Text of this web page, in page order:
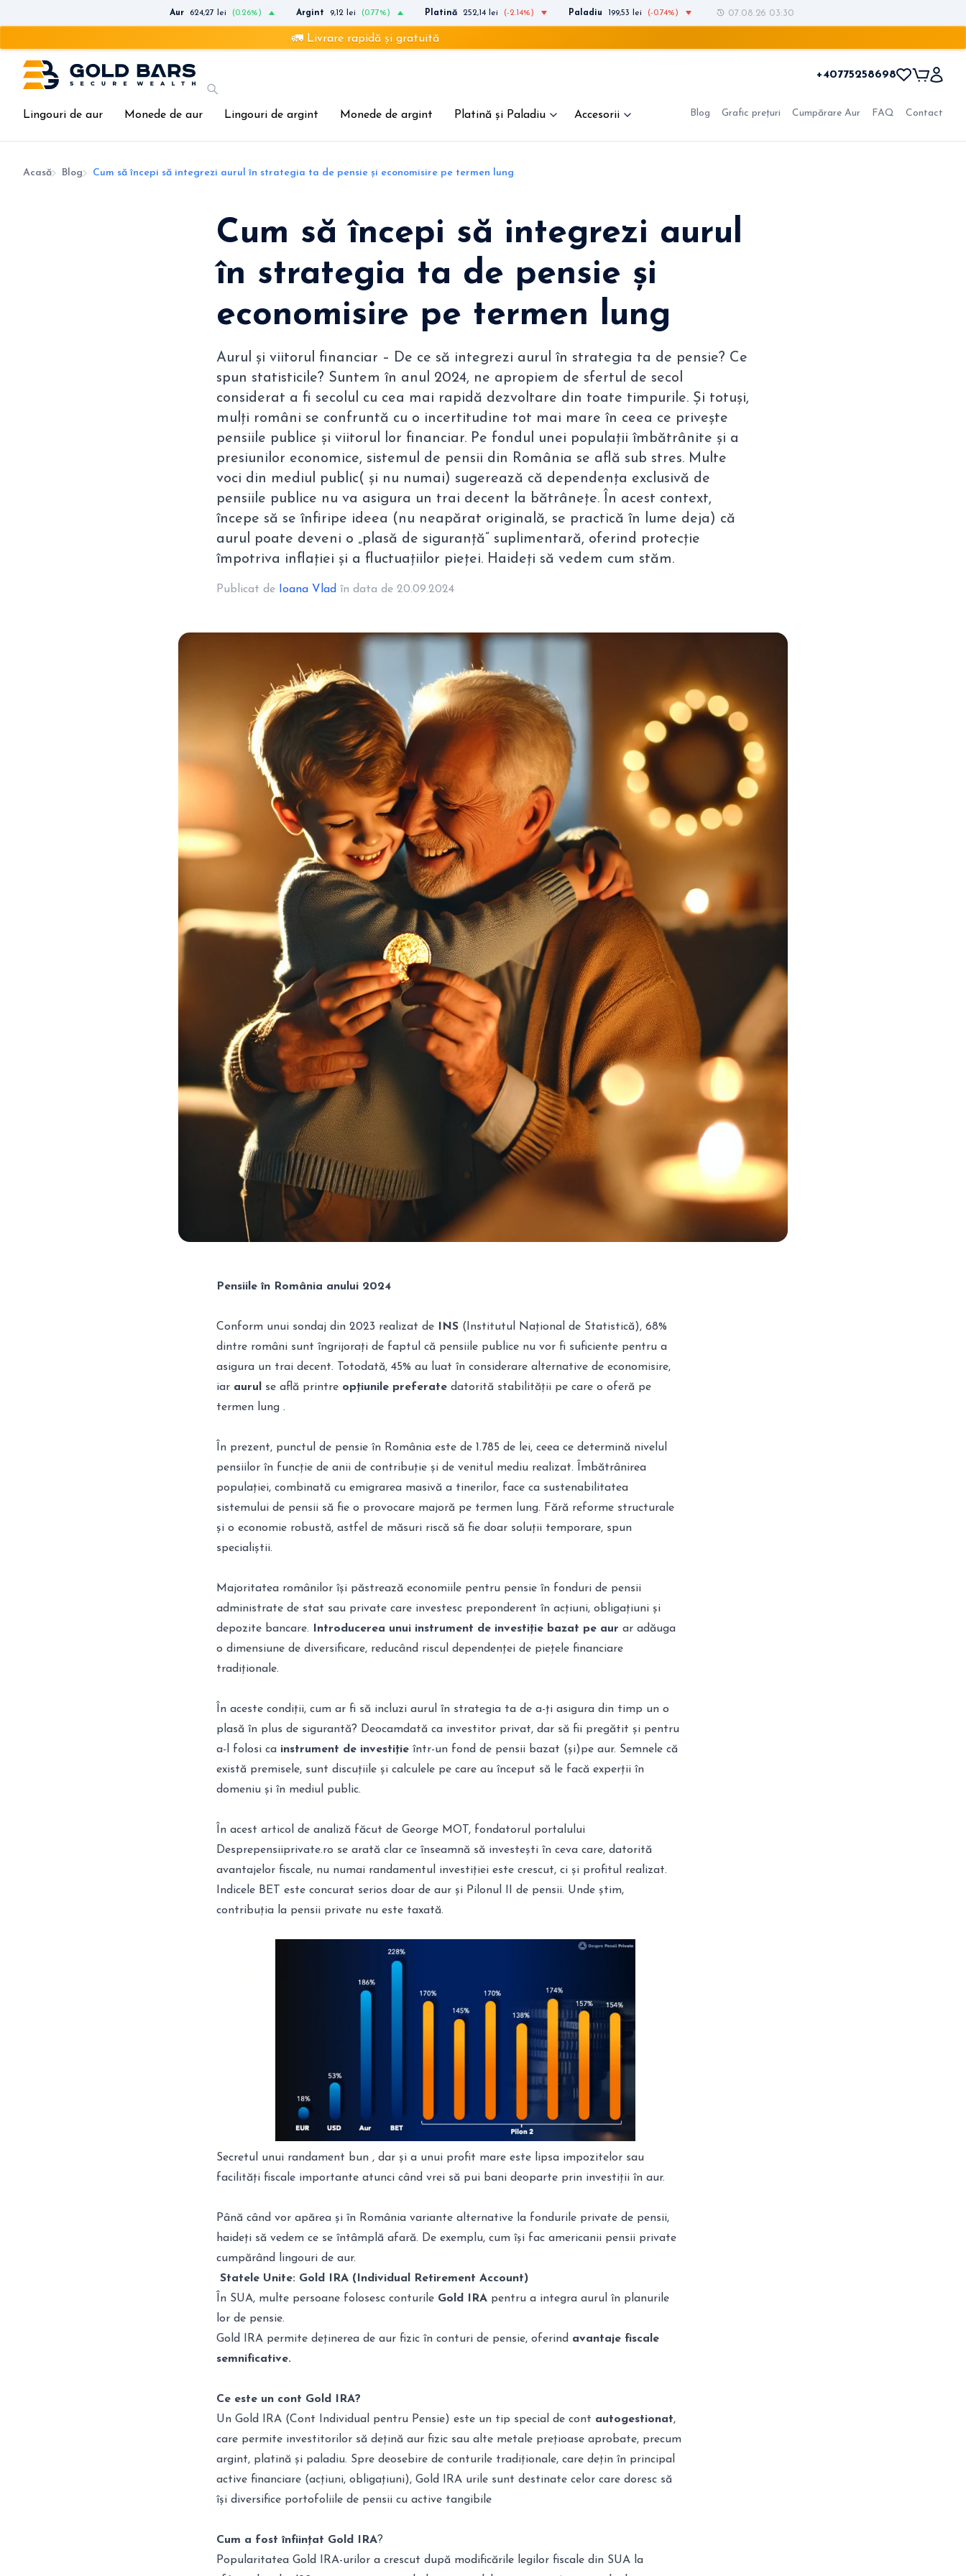
Aur 624,27 lei (0.26%) Argint 9,12 lei (0.77%) Platină 252,14 lei (-2.14%) Paladiu 199,53 lei (-0.74%) 07.08.26 03:30
🚛 Livrare rapidă și gratuită
+40775258698
Lingouri de aur Monede de aur Lingouri de argint Monede de argint Platină și Paladiu Accesorii Blog Grafic prețuri Cumpărare Aur FAQ Contact
Acasă Blog Cum să începi să integrezi aurul în strategia ta de pensie și economisire pe termen lung
Cum să începi să integrezi aurul
în strategia ta de pensie și
economisire pe termen lung
Aurul și viitorul financiar – De ce să integrezi aurul în strategia ta de pensie? Ce
spun statisticile? Suntem în anul 2024, ne apropiem de sfertul de secol
considerat a fi secolul cu cea mai rapidă dezvoltare din toate timpurile. Și totuși,
mulți români se confruntă cu o incertitudine tot mai mare în ceea ce privește
pensiile publice și viitorul lor financiar. Pe fondul unei populații îmbătrânite și a
presiunilor economice, sistemul de pensii din România se află sub stres. Multe
voci din mediul public( și nu numai) sugerează că dependența exclusivă de
pensiile publice nu va asigura un trai decent la bătrânețe. În acest context,
începe să se înfiripe ideea (nu neapărat originală, se practică în lume deja) că
aurul poate deveni o „plasă de siguranță” suplimentară, oferind protecție
împotriva inflației și a fluctuațiilor pieței. Haideți să vedem cum stăm.
Publicat de Ioana Vlad în data de 20.09.2024
Pensiile în România anului 2024
Conform unui sondaj din 2023 realizat de INS (Institutul Național de Statistică), 68%
dintre români sunt îngrijorați de faptul că pensiile publice nu vor fi suficiente pentru a
asigura un trai decent. Totodată, 45% au luat în considerare alternative de economisire,
iar aurul se află printre opțiunile preferate datorită stabilității pe care o oferă pe
termen lung .
În prezent, punctul de pensie în România este de 1.785 de lei, ceea ce determină nivelul
pensiilor în funcție de anii de contribuție și de venitul mediu realizat. Îmbătrânirea
populației, combinată cu emigrarea masivă a tinerilor, face ca sustenabilitatea
sistemului de pensii să fie o provocare majoră pe termen lung. Fără reforme structurale
și o economie robustă, astfel de măsuri riscă să fie doar soluții temporare, spun
specialiștii.
Majoritatea românilor își păstrează economiile pentru pensie în fonduri de pensii
administrate de stat sau private care investesc preponderent în acțiuni, obligațiuni și
depozite bancare.
Introducerea unui instrument de investiție bazat pe aur ar adăuga
o dimensiune de diversificare, reducând riscul dependenței de piețele financiare
tradiționale.
În aceste condiții, cum ar fi să incluzi aurul în strategia ta de a-ți asigura din timp un o
plasă în plus de sigurantă? Deocamdată ca investitor privat, dar să fii pregătit și pentru
a-l folosi ca instrument de investiție într-un fond de pensii bazat (și)pe aur. Semnele că
există premisele, sunt discuțiile și calculele pe care au început să le facă experții în
domeniu și în mediul public.
În acest articol
de analiză făcut de George MOT, fondatorul portalului
Desprepensiiprivate.ro se arată clar ce înseamnă să investești în ceva care, datorită
avantajelor fiscale, nu numai randamentul investiției este crescut, ci și profitul realizat.
Indicele BET este concurat serios doar de aur și Pilonul II de pensii. Unde știm,
contribuția la pensii private nu este taxată.
Secretul unui randament bun , dar și a unui profit mare este lipsa impozitelor sau
facilități fiscale importante atunci când vrei să pui bani deoparte prin investiții în aur.
Până când vor apărea și în România variante alternative la fondurile private de pensii,
haideți să vedem ce se întâmplă afară. De exemplu, cum își fac americanii pensii private
cumpărând lingouri de aur.
Statele Unite: Gold IRA (Individual Retirement Account)
În SUA, multe persoane folosesc conturile Gold IRA pentru a integra aurul în planurile
lor de pensie.
Gold IRA permite deținerea de aur fizic în conturi de pensie, oferind avantaje fiscale
semnificative.
Ce este un cont Gold IRA?
Un Gold IRA (Cont Individual pentru Pensie) este un tip special de cont autogestionat,
care permite investitorilor să dețină aur fizic sau alte metale prețioase aprobate, precum
argint, platină și paladiu. Spre deosebire de conturile tradiționale, care dețin în principal
active financiare (acțiuni, obligațiuni), Gold IRA urile sunt destinate celor care doresc să
își diversifice portofoliile de pensii cu active tangibile
Cum a fost înființat Gold IRA?
Popularitatea Gold IRA-urilor a crescut după modificările legilor fiscale din SUA la